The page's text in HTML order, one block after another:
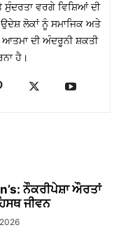
ਵਰਗੇ ਵਿਸ਼ਿਆਂ ਦੀ
ਲੋਕਾਂ ਨੂੰ ਸਮਾਜਿਕ ਅਤੇ
ਦੀ ਅੰਦਰੂਨੀ ਸ਼ਕਤੀ
ਹੈ।
ਨੌਕਰੀਪੇਸ਼ਾ ਔਰਤਾਂ
ਜੀਵਨ